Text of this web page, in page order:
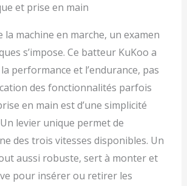
et prise en main
la machine en marche, un examen
s’impose. Ce batteur KuKoo a
performance et l’endurance, pas
des fonctionnalités parfois
en main est d’une simplicité
levier unique permet de
des trois vitesses disponibles. Un
aussi robuste, sert à monter et
pour insérer ou retirer les